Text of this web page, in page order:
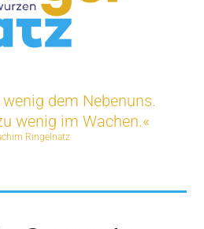
dem Nebenuns.
wenig im Wachen.«
Ringelnatz